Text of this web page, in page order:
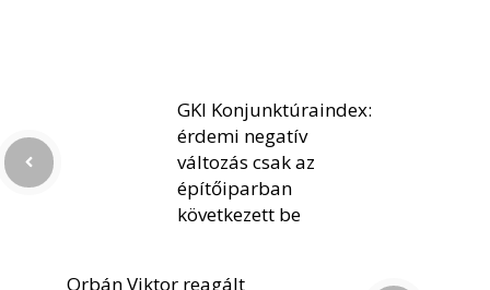
GKI Konjunktúraindex:
érdemi negatív
változás csak az
építőiparban
következett be
Orbán Viktor reagált